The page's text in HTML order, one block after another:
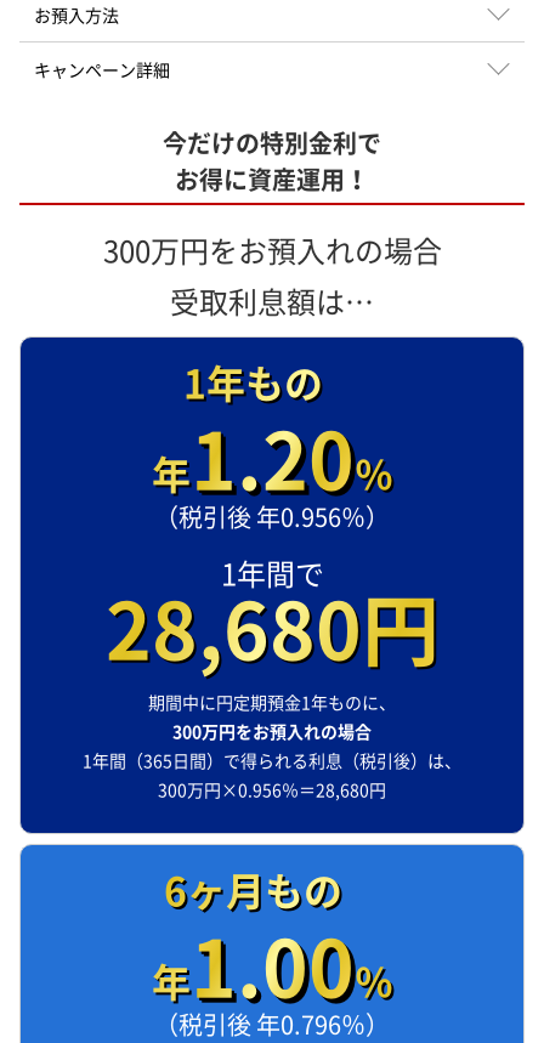
お預入方法
キャンペーン詳細
今だけの特別金利で
お得に資産運用！
300万円をお預入れの場合
受取利息額は…
1年もの
年1.20％
（税引後 年0.956％）
1年間で
28,680円
期間中に円定期預金1年ものに、
300万円をお預入れの場合
1年間（365日間）で得られる利息（税引後）は、
300万円×0.956％＝28,680円
6ヶ月もの
年1.00％
（税引後 年0.796％）